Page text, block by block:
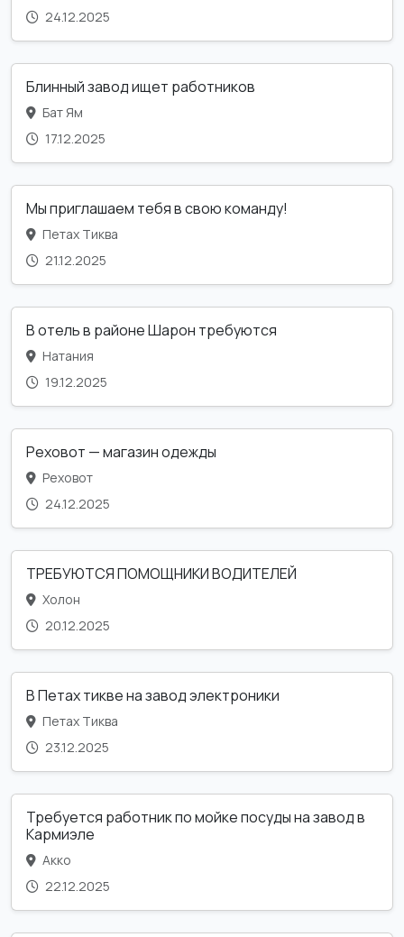
24.12.2025
Блинный завод ищет работников
Бат Ям
17.12.2025
Мы приглашаем тебя в свою команду!
Петах Тиква
21.12.2025
В отель в районе Шарон требуются
Натания
19.12.2025
Реховот — магазин одежды
Реховот
24.12.2025
ТРЕБУЮТСЯ ПОМОЩНИКИ ВОДИТЕЛЕЙ
Холон
20.12.2025
В Петах тикве на завод электроники
Петах Тиква
23.12.2025
Требуется работник по мойке посуды на завод в
Кармиэле
Акко
22.12.2025